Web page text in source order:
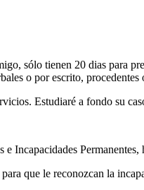
sólo tienen 20 dias para
o por escrito,
Estudiaré a fondo su
Incapacidades
que le reconozcan la